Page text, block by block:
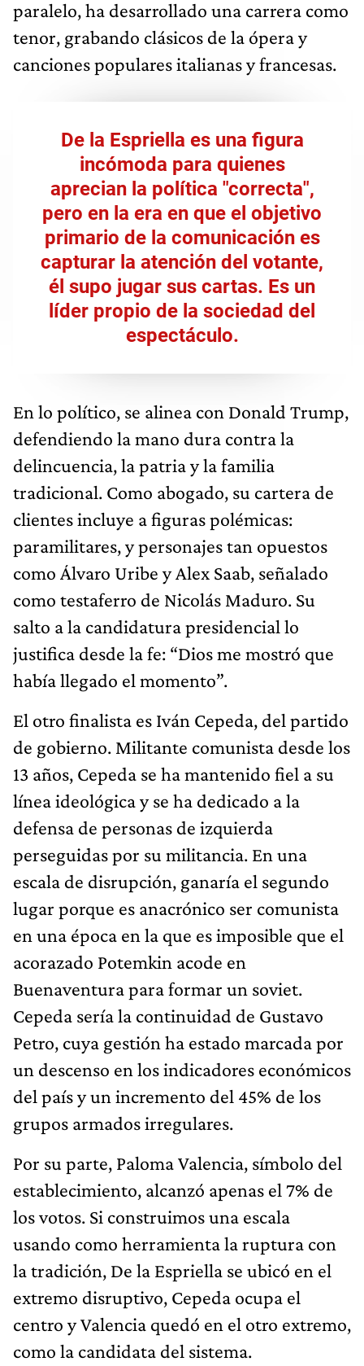
paralelo, ha desarrollado una carrera como
tenor, grabando clásicos de la ópera y
canciones populares italianas y francesas.
De la Espriella es una figura
incómoda para quienes
aprecian la política "correcta",
pero en la era en que el objetivo
primario de la comunicación es
capturar la atención del votante,
él supo jugar sus cartas. Es un
líder propio de la sociedad del
espectáculo.
En lo político, se alinea con Donald Trump,
defendiendo la mano dura contra la
delincuencia, la patria y la familia
tradicional. Como abogado, su cartera de
clientes incluye a figuras polémicas:
paramilitares, y personajes tan opuestos
como Álvaro Uribe y Alex Saab, señalado
como testaferro de Nicolás Maduro. Su
salto a la candidatura presidencial lo
justifica desde la fe: “Dios me mostró que
había llegado el momento”.
El otro finalista es Iván Cepeda, del partido
de gobierno. Militante comunista desde los
13 años, Cepeda se ha mantenido fiel a su
línea ideológica y se ha dedicado a la
defensa de personas de izquierda
perseguidas por su militancia. En una
escala de disrupción, ganaría el segundo
lugar porque es anacrónico ser comunista
en una época en la que es imposible que el
acorazado Potemkin acode en
Buenaventura para formar un soviet.
Cepeda sería la continuidad de Gustavo
Petro, cuya gestión ha estado marcada por
un descenso en los indicadores económicos
del país y un incremento del 45% de los
grupos armados irregulares.
Por su parte, Paloma Valencia, símbolo del
establecimiento, alcanzó apenas el 7% de
los votos. Si construimos una escala
usando como herramienta la ruptura con
la tradición, De la Espriella se ubicó en el
extremo disruptivo, Cepeda ocupa el
centro y Valencia quedó en el otro extremo,
como la candidata del sistema.